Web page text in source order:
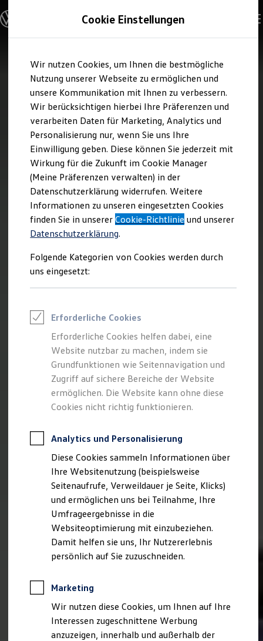
Hauptinhalt
springen
Footer
springen
Modelle und Konfigurator
Konfigurator
Modelle vergleichen
Elektroautos
ENERGY Sondermodelle
Nutzfahrzeuge
SUV und CUV
Familienautos
Kombis
Kompaktwagen
Sportwagen
Schnell verfügbare Fahrzeuge
Angebote und Produkte
Aktuelle Angebote
E-Auto-Förderung
Volkswagen Marktplatz
Die ENERGY Sondermodelle
Junge Gebrauchtwagen und Gebrauchtwagen
Volkswagen Zertifizierte Gebrauchtwagen
Elektromobilität bei Gebrauchtwagen
Saisonangebote
Reifenpakete
Leasing
Leasing-Angebote
Elektroauto Leasing
Kleinwagen-Leasing
Leasing ohne Anzahlung
Finanzierung
Autokredit mit Schlussrate
Versicherungen und Garantien
Kfz-Versicherung
Restschuldversicherungen
Garantien
Professional Class bei Volkswagen
Behörden
Direktkunden
Sonderfahrzeuge
Anpfiff zum Gewinn
Elektromobilität
Elektroautos
ID. Tutorials
Elektrofahrzeugkonzepte
ID. EVERY1
Reichweite
Rekuperation
Laden unterwegs
Laden Zuhause
Ladestationen finden
Ladezeitensimulator
Cookie Einstellungen
Wir nutzen Cookies, um Ihnen die bestmögliche
Nutzung unserer Webseite zu ermöglichen und
unsere Kommunikation mit Ihnen zu verbessern.
Wir berücksichtigen hierbei Ihre Präferenzen und
verarbeiten Daten für Marketing, Analytics und
Personalisierung nur, wenn Sie uns Ihre
Einwilligung geben. Diese können Sie jederzeit mit
Wirkung für die Zukunft im Cookie Manager
(Meine Präferenzen verwalten) in der
Datenschutzerklärung widerrufen. Weitere
Informationen zu unseren eingesetzten Cookies
finden Sie in unsererCookie-Richtlinie und unserer
Datenschutzerklärung.
Folgende Kategorien von Cookies werden durch
uns eingesetzt:
Erforderliche Cookies
Erforderliche Cookies helfen dabei, eine
Website nutzbar zu machen, indem sie
Grundfunktionen wie Seitennavigation und
Zugriff auf sichere Bereiche der Website
ermöglichen. Die Website kann ohne diese
Cookies nicht richtig funktionieren.
Analytics und Personalisierung
Diese Cookies sammeln Informationen über
Ihre Websitenutzung (beispielsweise
Seitenaufrufe, Verweildauer je Seite, Klicks)
und ermöglichen uns bei Teilnahme, Ihre
Umfrageergebnisse in die
Websiteoptimierung mit einzubeziehen.
Damit helfen sie uns, Ihr Nutzererlebnis
persönlich auf Sie zuzuschneiden.
Marketing
Wir nutzen diese Cookies, um Ihnen auf Ihre
Interessen zugeschnittene Werbung
anzuzeigen, innerhalb und außerhalb der